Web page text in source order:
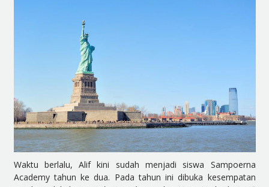
Waktu berlalu, Alif kini sudah menjadi siswa Sampoerna
Academy tahun ke dua. Pada tahun ini dibuka kesempatan